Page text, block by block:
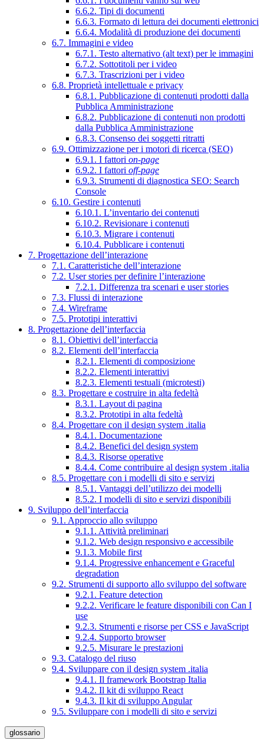
6.6.2. Tipi di documenti
6.6.3. Formato di lettura dei documenti elettronici
6.6.4. Modalità di produzione dei documenti
6.7. Immagini e video
6.7.1. Testo alternativo (alt text) per le immagini
6.7.2. Sottotitoli per i video
6.7.3. Trascrizioni per i video
6.8. Proprietà intellettuale e privacy
6.8.1. Pubblicazione di contenuti prodotti dalla
Pubblica Amministrazione
6.8.2. Pubblicazione di contenuti non prodotti
dalla Pubblica Amministrazione
6.8.3. Consenso dei soggetti ritratti
6.9. Ottimizzazione per i motori di ricerca (SEO)
6.9.1. I fattori on-page
6.9.2. I fattori off-page
6.9.3. Strumenti di diagnostica SEO: Search
Console
6.10. Gestire i contenuti
6.10.1. L’inventario dei contenuti
6.10.2. Revisionare i contenuti
6.10.3. Migrare i contenuti
6.10.4. Pubblicare i contenuti
7. Progettazione dell’interazione
7.1. Caratteristiche dell’interazione
7.2. User stories per definire l’interazione
7.2.1. Differenza tra scenari e user stories
7.3. Flussi di interazione
7.4. Wireframe
7.5. Prototipi interattivi
8. Progettazione dell’interfaccia
8.1. Obiettivi dell’interfaccia
8.2. Elementi dell’interfaccia
8.2.1. Elementi di composizione
8.2.2. Elementi interattivi
8.2.3. Elementi testuali (microtesti)
8.3. Progettare e costruire in alta fedeltà
8.3.1. Layout di pagina
8.3.2. Prototipi in alta fedeltà
8.4. Progettare con il design system .italia
8.4.1. Documentazione
8.4.2. Benefici del design system
8.4.3. Risorse operative
8.4.4. Come contribuire al design system .italia
8.5. Progettare con i modelli di sito e servizi
8.5.1. Vantaggi dell’utilizzo dei modelli
8.5.2. I modelli di sito e servizi disponibili
9. Sviluppo dell’interfaccia
9.1. Approccio allo sviluppo
9.1.1. Attività preliminari
9.1.2. Web design responsivo e accessibile
9.1.3. Mobile first
9.1.4. Progressive enhancement e Graceful
degradation
9.2. Strumenti di supporto allo sviluppo del software
9.2.1. Feature detection
9.2.2. Verificare le feature disponibili con Can I
use
9.2.3. Strumenti e risorse per CSS e JavaScript
9.2.4. Supporto browser
9.2.5. Misurare le prestazioni
9.3. Catalogo del riuso
9.4. Sviluppare con il design system .italia
9.4.1. Il framework Bootstrap Italia
9.4.2. Il kit di sviluppo React
9.4.3. Il kit di sviluppo Angular
9.5. Sviluppare con i modelli di sito e servizi
glossario